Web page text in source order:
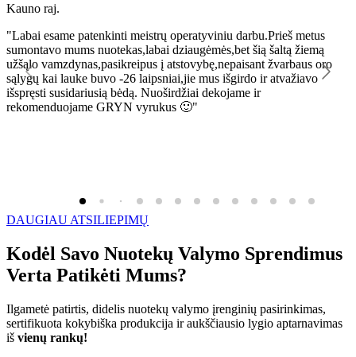
Kauno raj.
"Labai esame patenkinti meistrų operatyviniu darbu.Prieš metus
sumontavo mums nuotekas,labai dziaugėmės,bet šią šaltą žiemą
užšąlo vamzdynas,pasikreipus į atstovybę,nepaisant žvarbaus oro
sąlygų kai lauke buvo -26 laipsniai,jie mus išgirdo ir atvažiavo
išspręsti susidariusią bėdą. Nuoširdžiai dekojame ir
rekomenduojame GRYN vyrukus 🙂"
DAUGIAU ATSILIEPIMŲ
Kodėl Savo Nuotekų Valymo Sprendimus
Verta Patikėti Mums?
Ilgametė patirtis, didelis nuotekų valymo įrenginių pasirinkimas,
sertifikuota kokybiška produkcija ir aukščiausio lygio aptarnavimas
iš vienų rankų!